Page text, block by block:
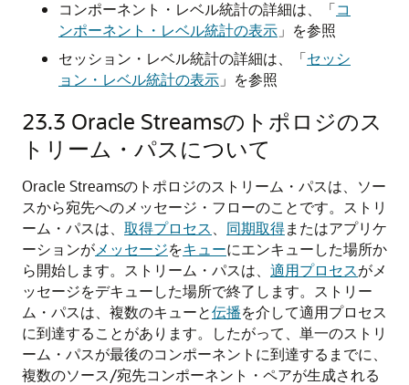
コンポーネント・レベル統計の詳細は、
「コ
ンポーネント・レベル統計の表示 」 を参照
セッション・レベル統計の詳細は、
「セッシ
ョン・レベル統計の表示 」 を参照
23.3 Oracle Streamsのトポロジのス
トリーム・パスについて
Oracle Streamsのトポロジのストリーム・パスは、ソー
スから宛先へのメッセージ・フローのことです。ストリ
ーム・パスは、 取得プロセス 同期取得またはアプリケ
ーションがメッセージをキューにエンキューした場所か
ら開始します。ストリーム・パスは、 適用プロセスがメ
ッセージをデキューした場所で終了します。ストリー
ム・パスは、複数のキューと伝播を介して適用プロセス
に到達することがあります。したがって、単一のストリ
ーム・パスが最後のコンポーネントに到達するまでに、
複数のソース/宛先コンポーネント・ペアが生成される